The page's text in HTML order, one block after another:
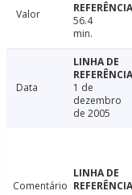
Valor
56.4
min.
Data
1 de
dezembro
de 2005
Comentário